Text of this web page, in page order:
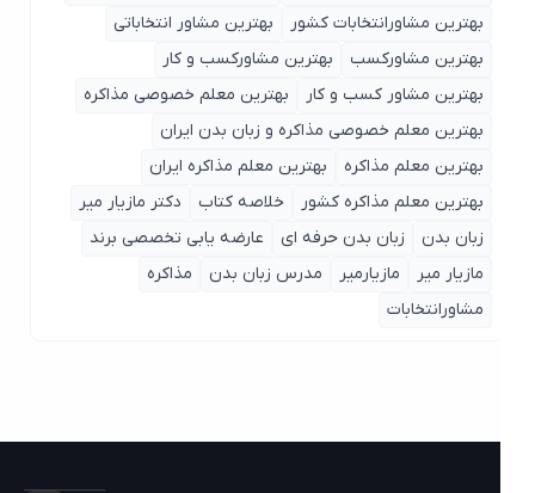
بهترین مشاورانتخابات کشور
بهترین مشاور انتخاباتی
بهترین مشاورکسب
بهترین مشاورکسب و کار
بهترین مشاور کسب و کار
بهترین معلم خصوصی مذاکره
بهترین معلم خصوصی مذاکره و زبان بدن ایران
بهترین معلم مذاکره
بهترین معلم مذاکره ایران
بهترین معلم مذاکره کشور
خلاصه کتاب
دکتر مازیار میر
زبان بدن
زبان بدن حرفه ای
عارضه یابی تخصصی برند
مازیار میر
مازیارمیر مدرس زبان بدن
مذاکره
مشاورانتخابات